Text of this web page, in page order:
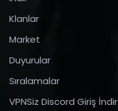
Klanlar
Market
Duyurular
Sıralamalar
VPNSiz Discord Giriş İndir